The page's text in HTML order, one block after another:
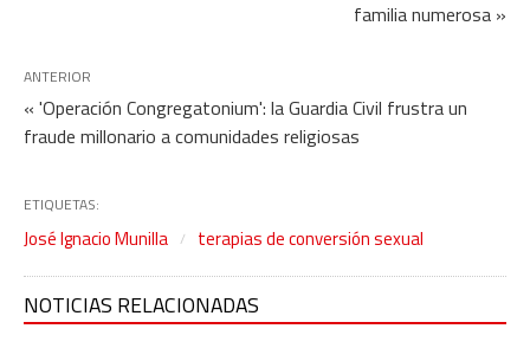
familia numerosa »
ANTERIOR
« 'Operación Congregatonium': la Guardia Civil frustra un
fraude millonario a comunidades religiosas
ETIQUETAS:
José Ignacio Munilla terapias de conversión sexual
NOTICIAS RELACIONADAS